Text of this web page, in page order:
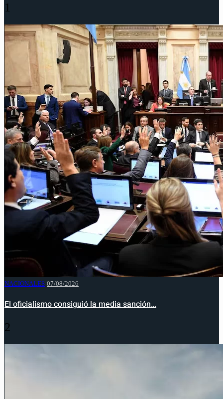
1
NACIONALES 07/08/2026
El oficialismo consiguió la media sanción…
2